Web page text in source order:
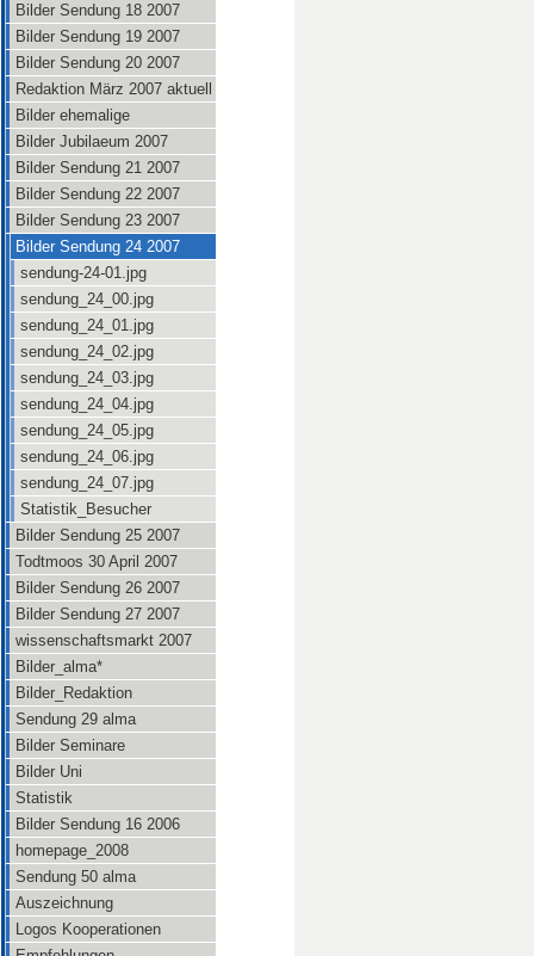
Bilder Sendung 18 2007
Bilder Sendung 19 2007
Bilder Sendung 20 2007
Redaktion März 2007 aktuell
Bilder ehemalige
Bilder Jubilaeum 2007
Bilder Sendung 21 2007
Bilder Sendung 22 2007
Bilder Sendung 23 2007
Bilder Sendung 24 2007
sendung-24-01.jpg
sendung_24_00.jpg
sendung_24_01.jpg
sendung_24_02.jpg
sendung_24_03.jpg
sendung_24_04.jpg
sendung_24_05.jpg
sendung_24_06.jpg
sendung_24_07.jpg
Statistik_Besucher
Bilder Sendung 25 2007
Todtmoos 30 April 2007
Bilder Sendung 26 2007
Bilder Sendung 27 2007
wissenschaftsmarkt 2007
Bilder_alma*
Bilder_Redaktion
Sendung 29 alma
Bilder Seminare
Bilder Uni
Statistik
Bilder Sendung 16 2006
homepage_2008
Sendung 50 alma
Auszeichnung
Logos Kooperationen